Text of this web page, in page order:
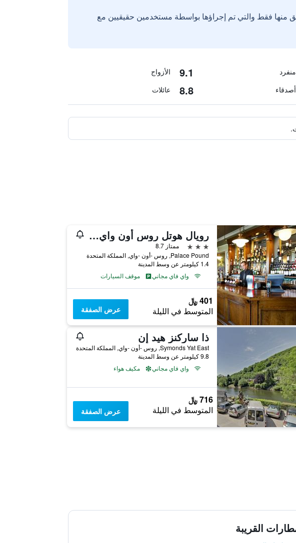
منها فقط والتي تم إجراؤها بواسطة مستخدمين حقيقيين مع
منفرد 9.1 الأزواج
أصدقاء 8.8 عائلات
رويال هوتل روس أون واي باي جرين كينج إنز
3 نجوم
ممتاز 8.7
Palace Pound, روس -أون -واي, المملكة المتحدة
1.4 كيلومتر عن وسط المدينة
واي فاي مجاني
موقف السيارات
401 ﷼
المتوسط في الليلة عرض الصفقة
ذا ساركنز هيد إن
Symonds Yat East, روس -أون -واي, المملكة المتحدة
9.8 كيلومتر عن وسط المدينة
واي فاي مجاني
مكيف هواء
716 ﷼
المتوسط في الليلة عرض الصفقة
القريبة